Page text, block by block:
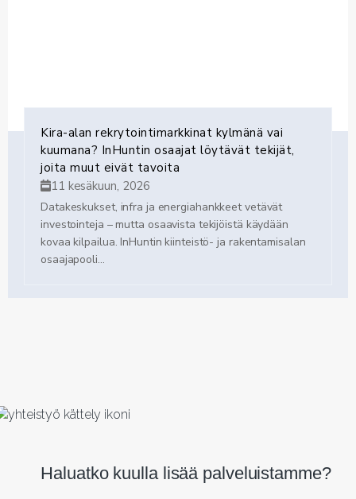
Kira-alan rekrytointimarkkinat kylmänä vai
kuumana? InHuntin osaajat löytävät tekijät,
joita muut eivät tavoita
11 kesäkuun, 2026
Datakeskukset, infra ja energiahankkeet vetävät
investointeja – mutta osaavista tekijöistä käydään
kovaa kilpailua. InHuntin kiinteistö- ja rakentamisalan
osaajapooli...
Haluatko kuulla lisää palveluistamme?